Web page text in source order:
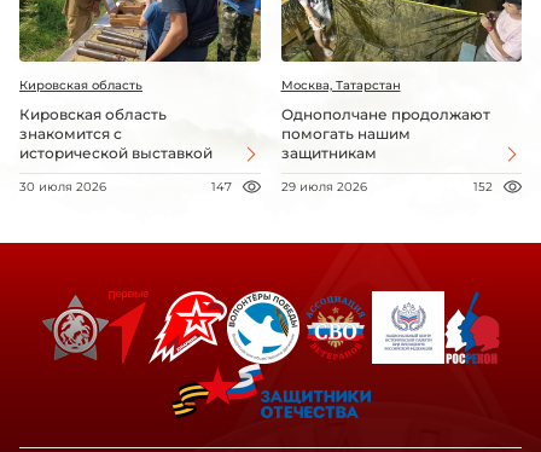
Кировская область
Кировская область
знакомится с
исторической выставкой
30 июля 2026 147
Москва, Татарстан
Однополчане продолжают
помогать нашим
защитникам
29 июля 2026 152